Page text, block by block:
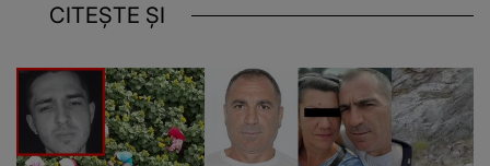
CITEȘTE ȘI